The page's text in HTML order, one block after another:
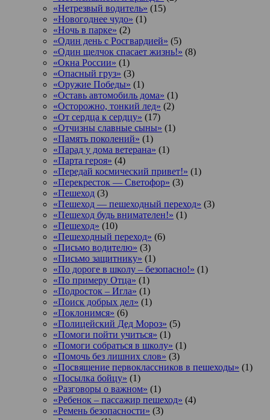
«Нетрезвый водитель» (15)
«Новогоднее чудо» (1)
«Ночь в парке» (2)
«Один день с Росгвардией» (5)
«Один щелчок спасает жизнь!» (8)
«Окна России» (1)
«Опасный груз» (3)
«Оружие Победы» (1)
«Оставь автомобиль дома» (1)
«Осторожно, тонкий лед» (2)
«От сердца к сердцу» (17)
«Отчизны славные сыны» (1)
«Память поколений» (1)
«Парад у дома ветерана» (1)
«Парта героя» (4)
«Передай космический привет!» (1)
«Перекресток — Светофор» (3)
«Пешеход (3)
«Пешеход — пешеходный переход» (3)
«Пешеход будь внимателен!» (1)
«Пешеход» (10)
«Пешеходный переход» (6)
«Письмо водителю» (3)
«Письмо защитнику» (1)
«По дороге в школу – безопасно!» (1)
«По примеру Отца» (1)
«Подросток ‒ Игла» (1)
«Поиск добрых дел» (1)
«Поклонимся» (6)
«Полицейский Дед Мороз» (5)
«Помоги пойти учиться» (1)
«Помоги собраться в школу» (1)
«Помочь без лишних слов» (3)
«Посвящение первоклассников в пешеходы» (1)
«Посылка бойцу» (1)
«Разговоры о важном» (1)
«Ребенок – пассажир пешеход» (4)
«Ремень безопасности» (3)